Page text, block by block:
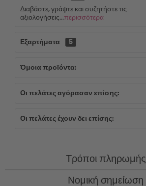
Διαβάστε, γράψτε και συζητήστε τις
αξιολογήσεις...περισσότερα
Εξαρτήματα 5
Όμοια προϊόντα:
Οι πελάτες αγόρασαν επίσης:
Οι πελάτες έχουν δει επίσης:
Τρόποι πληρωμής
Νομική σημείωση